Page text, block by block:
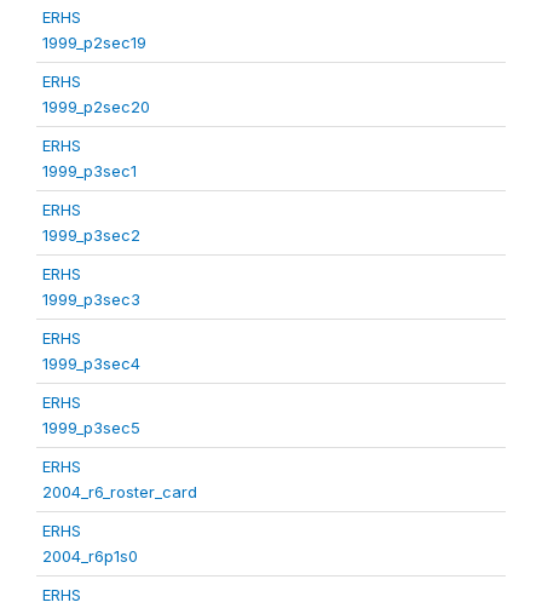
ERHS
1999_p2sec19
ERHS
1999_p2sec20
ERHS
1999_p3sec1
ERHS
1999_p3sec2
ERHS
1999_p3sec3
ERHS
1999_p3sec4
ERHS
1999_p3sec5
ERHS
2004_r6_roster_card
ERHS
2004_r6p1s0
ERHS